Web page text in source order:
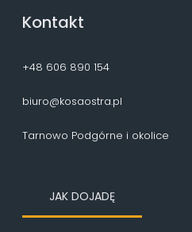
Kontakt
+48 606 890 154
biuro@kosaostra.pl
Tarnowo Podgórne i okolice
JAK DOJADĘ